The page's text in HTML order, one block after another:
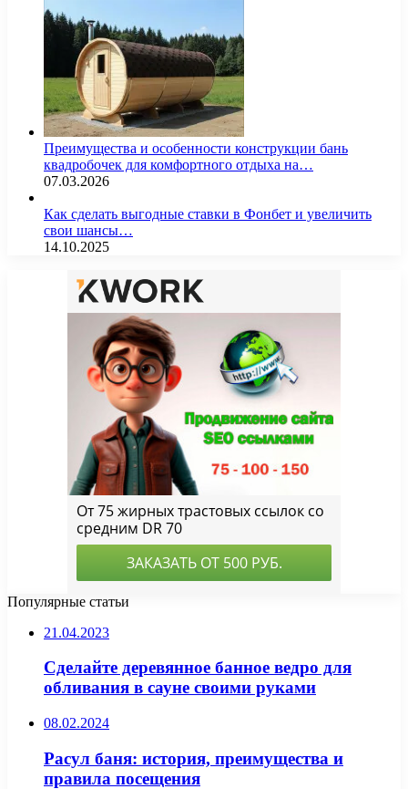
Преимущества и особенности конструкции бань
квадробочек для комфортного отдыха на…
07.03.2026
Как сделать выгодные ставки в Фонбет и увеличить
свои шансы…
14.10.2025
Популярные статьи
21.04.2023
Сделайте деревянное банное ведро для
обливания в сауне своими руками
08.02.2024
Расул баня: история, преимущества и
правила посещения